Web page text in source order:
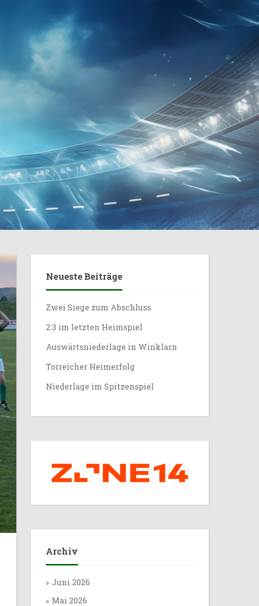
Neueste Beiträge
Zwei Siege zum Abschluss
2:3 im letzten Heimspiel
Auswärtsniederlage in Winklarn
Torreicher Heimerfolg
Niederlage im Spitzenspiel
Archiv
Juni 2026
Mai 2026